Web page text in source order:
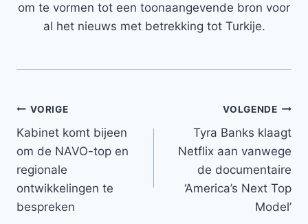
om te vormen tot een toonaangevende bron voor
al het nieuws met betrekking tot Turkije.
Bericht
navigatie
VORIGE
Kabinet komt bijeen
om de NAVO-top en
regionale
ontwikkelingen te
bespreken
VOLGENDE
Tyra Banks klaagt
Netflix aan vanwege
de documentaire
‘America’s Next Top
Model’